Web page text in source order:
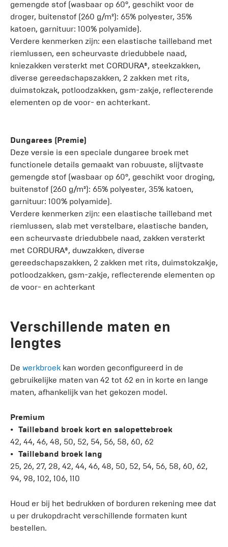
gemengde stof (wasbaar op 60°, geschikt voor de
droger, buitenstof (260 g/m²): 65% polyester, 35%
katoen, garnituur: 100% polyamide).
Verdere kenmerken zijn: een elastische tailleband met
riemlussen, een scheurvaste driedubbele naad,
kniezakken versterkt met CORDURA®, steekzakken,
diverse gereedschapszakken, 2 zakken met rits,
duimstokzak, potloodzakken, gsm-zakje, reflecterende
elementen op de voor- en achterkant.
Dungarees (Premie)
Deze versie is een speciale dungaree broek met
functionele details gemaakt van robuuste, slijtvaste
gemengde stof (wasbaar op 60°, geschikt voor droging,
buitenstof (260 g/m²): 65% polyester, 35% katoen,
garnituur: 100% polyamide).
Verdere kenmerken zijn: een elastische tailleband met
riemlussen, slab met verstelbare, elastische banden,
een scheurvaste driedubbele naad, zakken versterkt
met CORDURA®, duwzakken, diverse
gereedschapszakken, 2 zakken met rits, duimstokzakje,
potloodzakken, gsm-zakje, reflecterende elementen op
de voor- en achterkant
Verschillende maten en
lengtes
De werkbroek kan worden geconfigureerd in de
gebruikelijke maten van 42 tot 62 en in korte en lange
maten, afhankelijk van het gekozen model.
Premium
Tailleband broek kort en salopettebroek
42, 44, 46, 48, 50, 52, 54, 56, 58, 60, 62
Tailleband broek lang
25, 26, 27, 28, 42, 44, 46, 48, 50, 52, 54, 56, 58, 60, 62,
94, 98, 102, 106, 110
Houd er bij het bedrukken of borduren rekening mee dat
u per drukopdracht verschillende formaten kunt
bestellen.